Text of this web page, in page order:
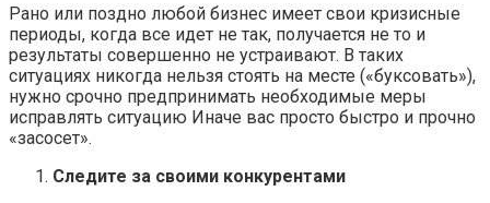
Рано или поздно любой бизнес имеет свои кризисные
периоды, когда все идет не так, получается не то и
результаты совершенно не устраивают. В таких
ситуациях никогда нельзя стоять на месте («буксовать»),
нужно срочно предпринимать необходимые меры
исправлять ситуацию Иначе вас просто быстро и прочно
«засосет».
Следите за своими конкурентами